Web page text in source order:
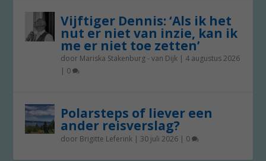
Vijftiger Dennis: ‘Als ik het
nut er niet van inzie, kan ik
me er niet toe zetten’
door Mariska Stakenburg - van Dijk | 4 augustus 2026
| 0
Polarsteps of liever een
ander reisverslag?
door Brigitte Leferink | 30 juli 2026 | 0